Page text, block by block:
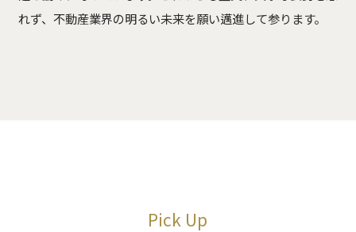
れず、不動産業界の明るい未来を願い邁進して参ります。
Pick Up